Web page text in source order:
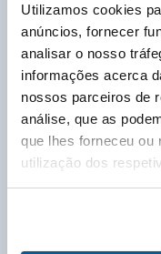
Utilizamos cookies
anúncios, fornecer
analisar o nosso
informações acerca
nossos parceiros de
análise, que as
que lhes forneceu ou
utilização dos
DADOS DE
Cliente Labo
de cliente,
que começa
Fichas
N°
P